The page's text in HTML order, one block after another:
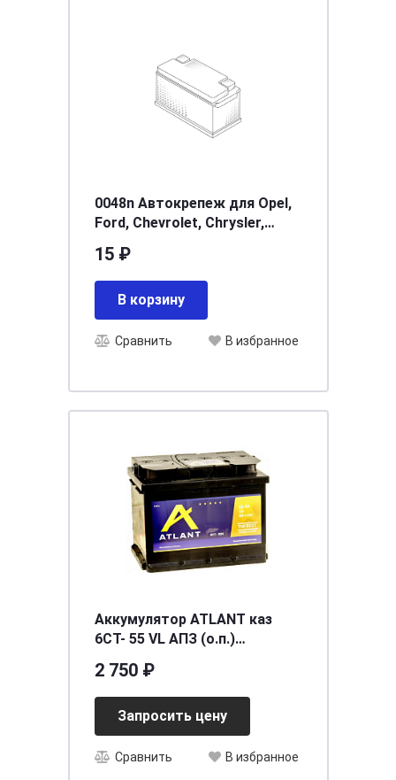
0048n Автокрепеж для Opel,
Ford, Chevrolet, Chrysler,
968865987703 856535 6503598
15 ₽
В корзину
Сравнить В избранное
Аккумулятор ATLANT каз
6СТ- 55 VL АПЗ (о.п.)
2 750 ₽
Запросить цену
Сравнить В избранное